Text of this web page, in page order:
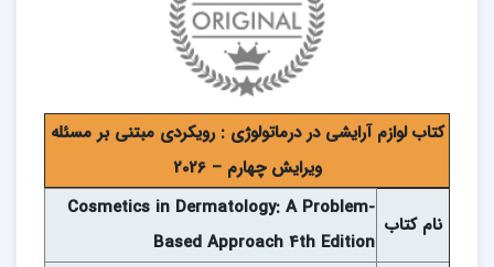
کتاب لوازم آرایشی در درماتولوژی : رویکردی مبتنی بر مسئله
ويرايش چهارم – 2026
نام کتاب
Cosmetics in Dermatology: A Problem-
Based Approach 4th Edition